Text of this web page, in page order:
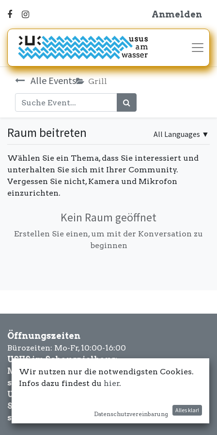
Anmelden
Alle Events Grill
Raum beitreten All Languages ▼
Wählen Sie ein Thema, dass Sie interessiert und
unterhalten Sie sich mit Ihrer Community.
Vergessen Sie nicht, Kamera und Mikrofon
einzurichten.
Kein Raum geöffnet
Erstellen Sie einen, um mit der Konversation zu
beginnen
Öffnungszeiten
Bürozeiten: Mo-Fr, 10:00-16:00
USUS im Schauspielhaus:
Mittwoch bis Samstag: ab 18 Uhr
sowie Eventbezogen.
USUS am Wasser:
Schönwetter-
sowie Eventbezogen.
Wir nutzen nur die notwendigsten Cookies.
Infos dazu findest du hier.
Datenschutzvereinbarung
Alles klar!